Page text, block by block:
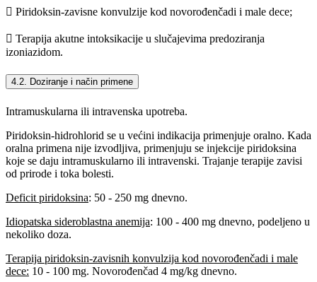
 Piridoksin-zavisne konvulzije kod novorođenčadi i male dece;
 Terapija akutne intoksikacije u slučajevima predoziranja
izoniazidom.
4.2. Doziranje i način primene
Intramuskularna ili intravenska upotreba.
Piridoksin-hidrohlorid se u većini indikacija primenjuje oralno. Kada
oralna primena nije izvodljiva, primenjuju se injekcije piridoksina
koje se daju intramuskularno ili intravenski. Trajanje terapije zavisi
od prirode i toka bolesti.
Deficit piridoksina: 50 - 250 mg dnevno.
Idiopatska sideroblastna anemija: 100 - 400 mg dnevno, podeljeno u
nekoliko doza.
Terapija piridoksin-zavisnih konvulzija kod novorođenčadi i male
dece: 10 - 100 mg. Novorođenčad 4 mg/kg dnevno.